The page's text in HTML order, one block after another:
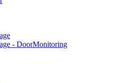
- DoorMonitoring